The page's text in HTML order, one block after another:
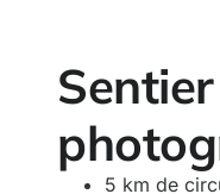
5 km de